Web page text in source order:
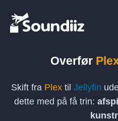
Overfør
Skift fra Plex til Jellyfin
dette med på få trin: